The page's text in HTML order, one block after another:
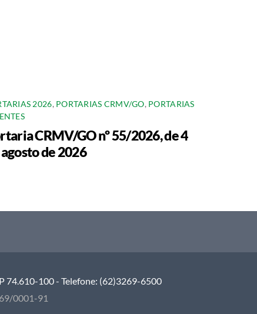
2026, PORTARIAS CRMV/GO, PORTARIAS
CRMV/GO nº 55/2026, de 4
de 2026
74.610-100 - Telefone: (62)3269-6500
0001-91